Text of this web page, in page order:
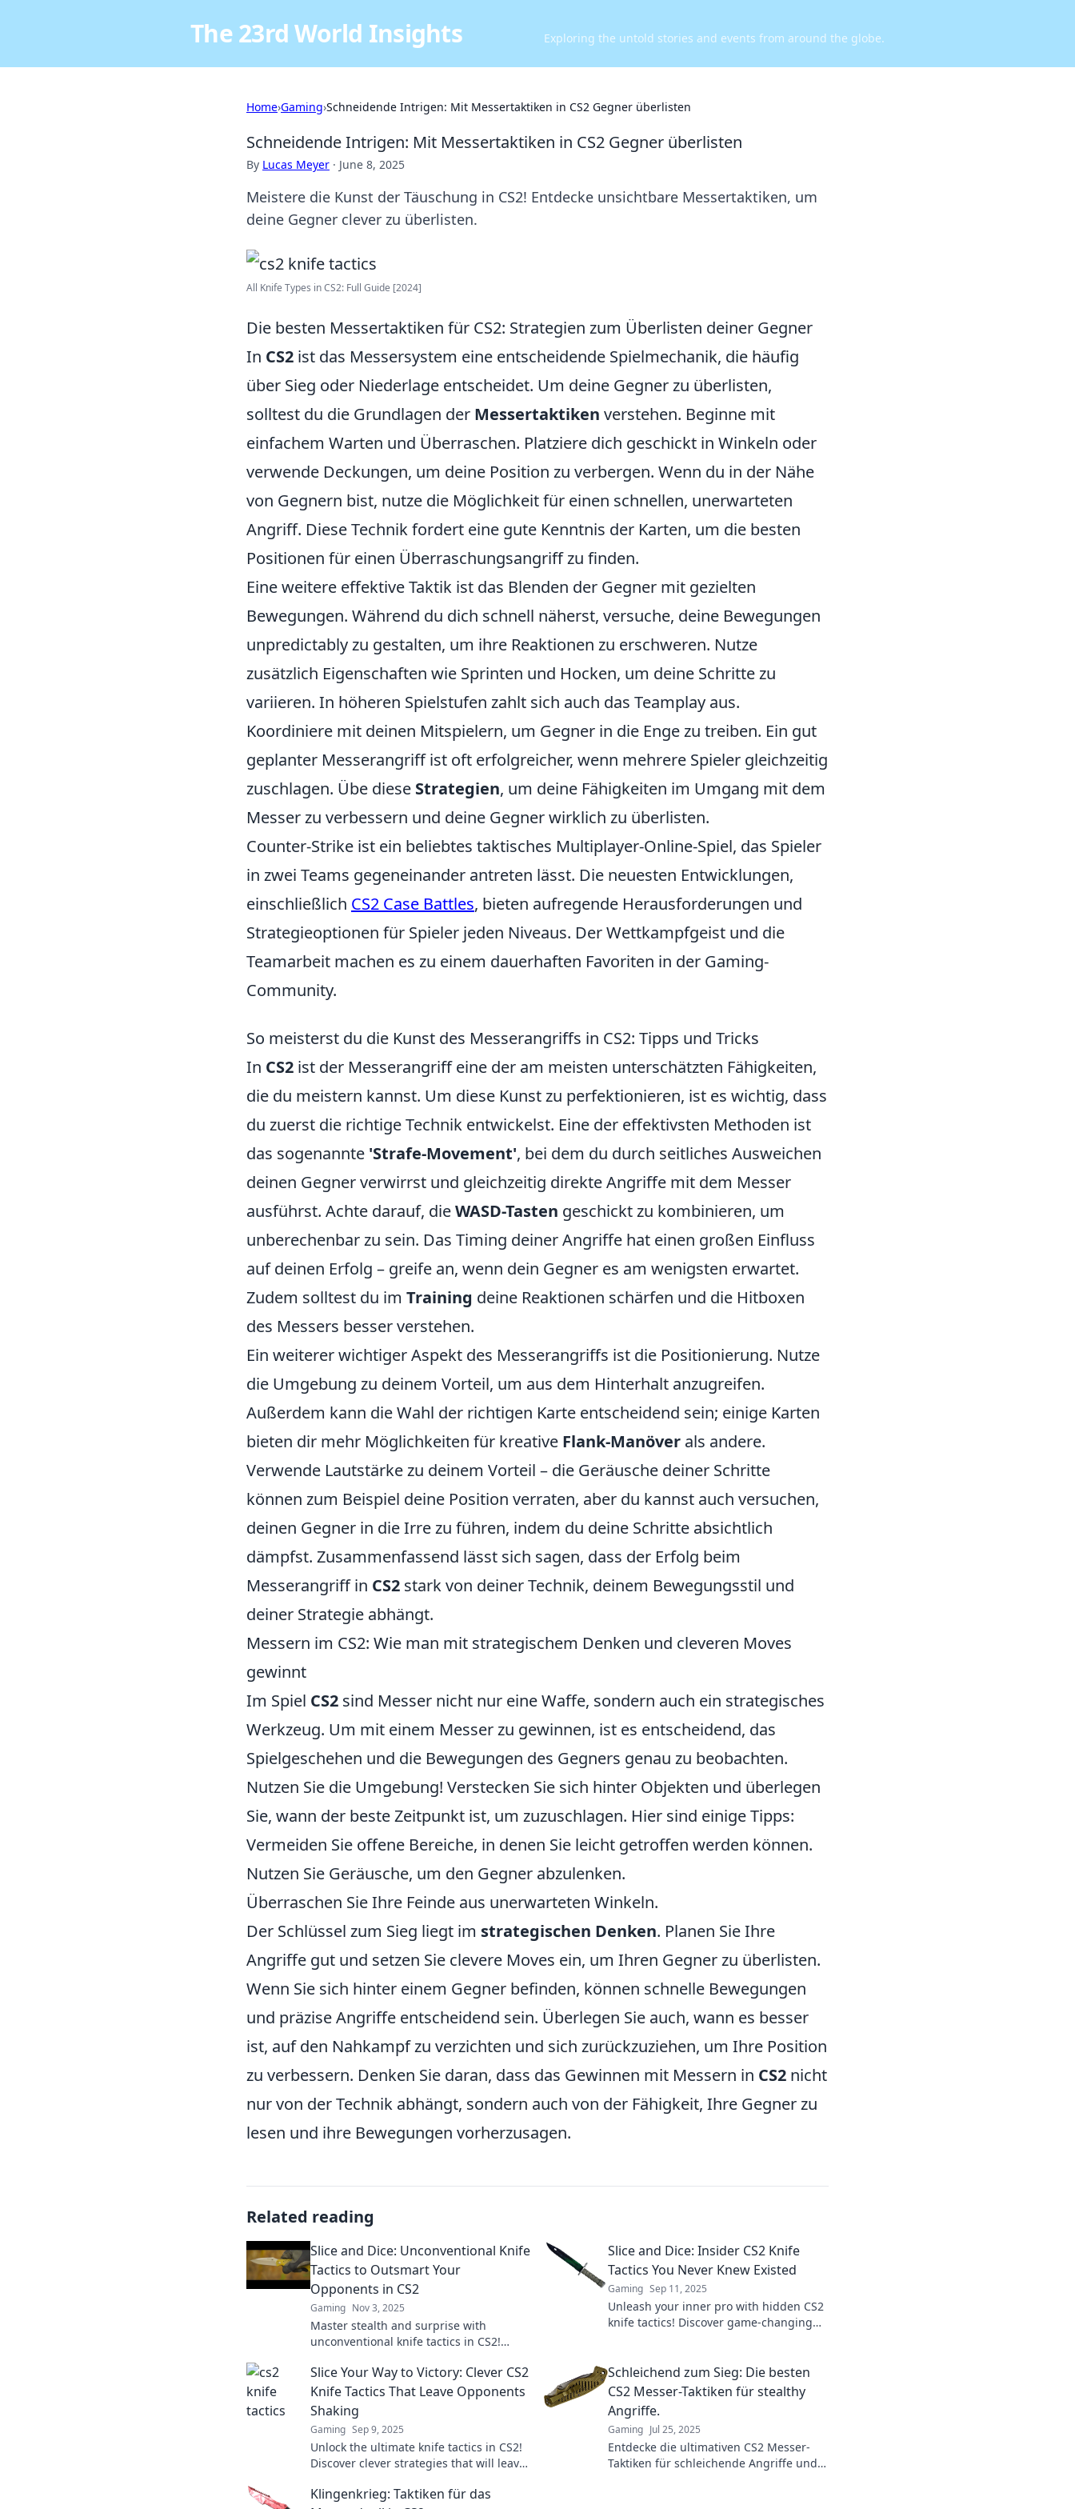
The 23rd World Insights Exploring the untold stories and events from around the globe.
Home›Gaming›Schneidende Intrigen: Mit Messertaktiken in CS2 Gegner überlisten
Schneidende Intrigen: Mit Messertaktiken in CS2 Gegner überlisten
By Lucas Meyer · June 8, 2025
Meistere die Kunst der Täuschung in CS2! Entdecke unsichtbare Messertaktiken, um
deine Gegner clever zu überlisten.
All Knife Types in CS2: Full Guide [2024]
Die besten Messertaktiken für CS2: Strategien zum Überlisten deiner Gegner
In CS2 ist das Messersystem eine entscheidende Spielmechanik, die häufig
über Sieg oder Niederlage entscheidet. Um deine Gegner zu überlisten,
solltest du die Grundlagen der Messertaktiken verstehen. Beginne mit
einfachem Warten und Überraschen. Platziere dich geschickt in Winkeln oder
verwende Deckungen, um deine Position zu verbergen. Wenn du in der Nähe
von Gegnern bist, nutze die Möglichkeit für einen schnellen, unerwarteten
Angriff. Diese Technik fordert eine gute Kenntnis der Karten, um die besten
Positionen für einen Überraschungsangriff zu finden.
Eine weitere effektive Taktik ist das Blenden der Gegner mit gezielten
Bewegungen. Während du dich schnell näherst, versuche, deine Bewegungen
unpredictably zu gestalten, um ihre Reaktionen zu erschweren. Nutze
zusätzlich Eigenschaften wie Sprinten und Hocken, um deine Schritte zu
variieren. In höheren Spielstufen zahlt sich auch das Teamplay aus.
Koordiniere mit deinen Mitspielern, um Gegner in die Enge zu treiben. Ein gut
geplanter Messerangriff ist oft erfolgreicher, wenn mehrere Spieler gleichzeitig
zuschlagen. Übe diese Strategien, um deine Fähigkeiten im Umgang mit dem
Messer zu verbessern und deine Gegner wirklich zu überlisten.
Counter-Strike ist ein beliebtes taktisches Multiplayer-Online-Spiel, das Spieler
in zwei Teams gegeneinander antreten lässt. Die neuesten Entwicklungen,
einschließlich CS2 Case Battles, bieten aufregende Herausforderungen und
Strategieoptionen für Spieler jeden Niveaus. Der Wettkampfgeist und die
Teamarbeit machen es zu einem dauerhaften Favoriten in der Gaming-
Community.
So meisterst du die Kunst des Messerangriffs in CS2: Tipps und Tricks
In CS2 ist der Messerangriff eine der am meisten unterschätzten Fähigkeiten,
die du meistern kannst. Um diese Kunst zu perfektionieren, ist es wichtig, dass
du zuerst die richtige Technik entwickelst. Eine der effektivsten Methoden ist
das sogenannte 'Strafe-Movement', bei dem du durch seitliches Ausweichen
deinen Gegner verwirrst und gleichzeitig direkte Angriffe mit dem Messer
ausführst. Achte darauf, dieWASD-Tasten geschickt zu kombinieren, um
unberechenbar zu sein. Das Timing deiner Angriffe hat einen großen Einfluss
auf deinen Erfolg – greife an, wenn dein Gegner es am wenigsten erwartet.
Zudem solltest du im Training deine Reaktionen schärfen und die Hitboxen
des Messers besser verstehen.
Ein weiterer wichtiger Aspekt des Messerangriffs ist die Positionierung. Nutze
die Umgebung zu deinem Vorteil, um aus dem Hinterhalt anzugreifen.
Außerdem kann die Wahl der richtigen Karte entscheidend sein; einige Karten
bieten dir mehr Möglichkeiten für kreative Flank-Manöver als andere.
Verwende Lautstärke zu deinem Vorteil – die Geräusche deiner Schritte
können zum Beispiel deine Position verraten, aber du kannst auch versuchen,
deinen Gegner in die Irre zu führen, indem du deine Schritte absichtlich
dämpfst. Zusammenfassend lässt sich sagen, dass der Erfolg beim
Messerangriff in CS2 stark von deiner Technik, deinem Bewegungsstil und
deiner Strategie abhängt.
Messern im CS2: Wie man mit strategischem Denken und cleveren Moves
gewinnt
Im Spiel CS2 sind Messer nicht nur eine Waffe, sondern auch ein strategisches
Werkzeug. Um mit einem Messer zu gewinnen, ist es entscheidend, das
Spielgeschehen und die Bewegungen des Gegners genau zu beobachten.
Nutzen Sie die Umgebung! Verstecken Sie sich hinter Objekten und überlegen
Sie, wann der beste Zeitpunkt ist, um zuzuschlagen. Hier sind einige Tipps:
Vermeiden Sie offene Bereiche, in denen Sie leicht getroffen werden können.
Nutzen Sie Geräusche, um den Gegner abzulenken.
Überraschen Sie Ihre Feinde aus unerwarteten Winkeln.
Der Schlüssel zum Sieg liegt im strategischen Denken. Planen Sie Ihre
Angriffe gut und setzen Sie clevere Moves ein, um Ihren Gegner zu überlisten.
Wenn Sie sich hinter einem Gegner befinden, können schnelle Bewegungen
und präzise Angriffe entscheidend sein. Überlegen Sie auch, wann es besser
ist, auf den Nahkampf zu verzichten und sich zurückzuziehen, um Ihre Position
zu verbessern. Denken Sie daran, dass das Gewinnen mit Messern in CS2 nicht
nur von der Technik abhängt, sondern auch von der Fähigkeit, Ihre Gegner zu
lesen und ihre Bewegungen vorherzusagen.
Related reading
Slice and Dice: Unconventional Knife
Tactics to Outsmart Your
Opponents in CS2
Gaming Nov 3, 2025
Master stealth and surprise with
unconventional knife tactics in CS2!
the game like never before!
Slice and Dice: Insider CS2 Knife
Tactics You Never Knew Existed
Gaming Sep 11, 2025
Unleash your inner pro with hidden CS2
knife tactics! Discover game-changing
Slice Your Way to Victory: Clever CS2
Knife Tactics That Leave Opponents
Shaking
Gaming Sep 9, 2025
Unlock the ultimate knife tactics in CS2!
Discover clever strategies that will leave
your game today!
Schleichend zum Sieg: Die besten
CS2 Messer-Taktiken für stealthy
Angriffe.
Gaming Jul 25, 2025
Entdecke die ultimativen CS2 Messer-
Taktiken für schleichende Angriffe und
Klingenkrieg: Taktiken für das